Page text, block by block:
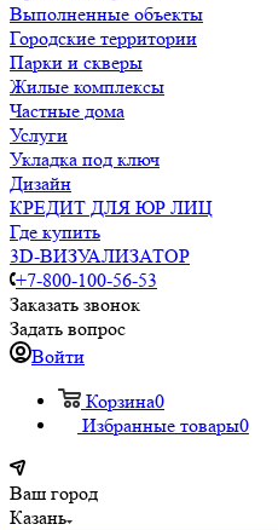
Выполненные объекты
Городские территории
Парки и скверы
Жилые комплексы
Частные дома
Услуги
Укладка под ключ
Дизайн
КРЕДИТ ДЛЯ ЮР ЛИЦ
Где купить
3D-ВИЗУАЛИЗАТОР
+7-800-100-56-53
Заказать звонок
Задать вопрос
Войти
Корзина0
Избранные товары0
Ваш город
Казань